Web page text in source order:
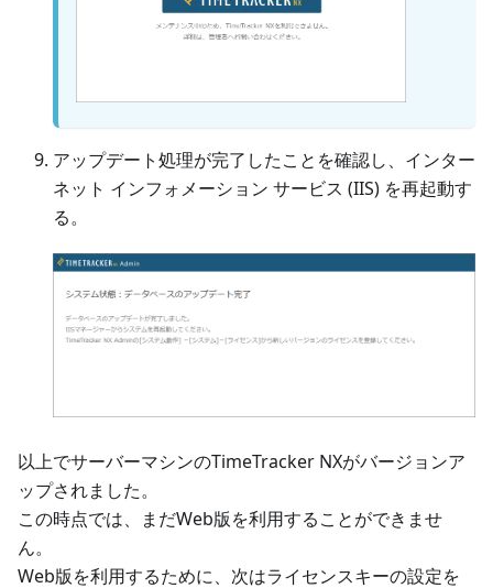
アップデート処理が完了したことを確認し、インター
ネット インフォメーション サービス (IIS) を再起動す
る。
以上でサーバーマシンのTimeTracker NXがバージョンア
ップされました。
この時点では、まだWeb版を利用することができませ
ん。
Web版を利用するために、次はライセンスキーの設定を